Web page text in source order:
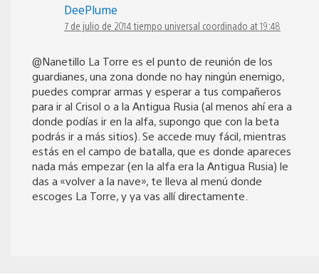
DeePlume
7 de julio de 2014 tiempo universal coordinado at 19:48
@Nanetillo La Torre es el punto de reunión de los
guardianes, una zona donde no hay ningún enemigo,
puedes comprar armas y esperar a tus compañeros
para ir al Crisol o a la Antigua Rusia (al menos ahí era a
donde podías ir en la alfa, supongo que con la beta
podrás ir a más sitios). Se accede muy fácil, mientras
estás en el campo de batalla, que es donde apareces
nada más empezar (en la alfa era la Antigua Rusia) le
das a «volver a la nave», te lleva al menú donde
escoges La Torre, y ya vas allí directamente.